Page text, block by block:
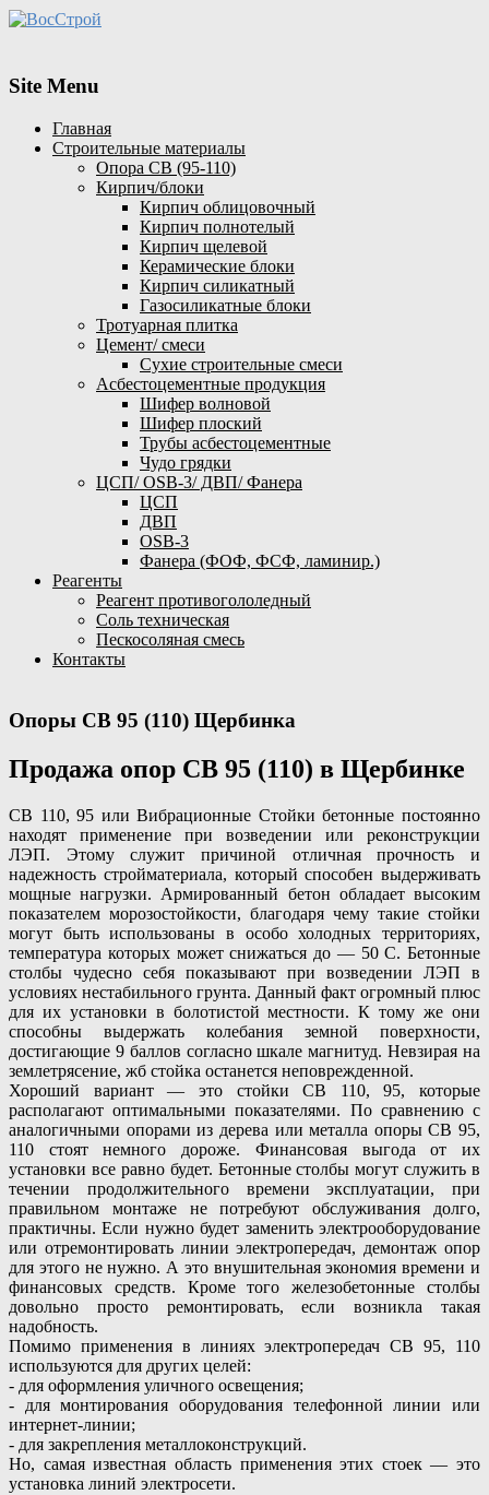
Site Menu
Главная
Строительные материалы
Опора СВ (95-110)
Кирпич/блоки
Кирпич облицовочный
Кирпич полнотелый
Кирпич щелевой
Керамические блоки
Кирпич силикатный
Газосиликатные блоки
Тротуарная плитка
Цемент/ смеси
Сухие строительные смеси
Асбестоцементные продукция
Шифер волновой
Шифер плоский
Трубы асбестоцементные
Чудо грядки
ЦСП/ OSB-3/ ДВП/ Фанера
ЦСП
ДВП
OSB-3
Фанера (ФОФ, ФСФ, ламинир.)
Реагенты
Реагент противогололедный
Соль техническая
Пескосоляная смесь
Контакты
Опоры СВ 95 (110) Щербинка
Продажа опор СВ 95 (110) в Щербинке
СВ 110, 95 или Вибрационные Стойки бетонные постоянно
находят применение при возведении или реконструкции
ЛЭП. Этому служит причиной отличная прочность и
надежность стройматериала, который способен выдерживать
мощные нагрузки. Армированный бетон обладает высоким
показателем морозостойкости, благодаря чему такие стойки
могут быть использованы в особо холодных территориях,
температура которых может снижаться до — 50 С. Бетонные
столбы чудесно себя показывают при возведении ЛЭП в
условиях нестабильного грунта. Данный факт огромный плюс
для их установки в болотистой местности. К тому же они
способны выдержать колебания земной поверхности,
достигающие 9 баллов согласно шкале магнитуд. Невзирая на
землетрясение, жб стойка останется неповрежденной.
Хороший вариант — это стойки СВ 110, 95, которые
располагают оптимальными показателями. По сравнению с
аналогичными опорами из дерева или металла опоры СВ 95,
110 стоят немного дороже. Финансовая выгода от их
установки все равно будет. Бетонные столбы могут служить в
течении продолжительного времени эксплуатации, при
правильном монтаже не потребуют обслуживания долго,
практичны. Если нужно будет заменить электрооборудование
или отремонтировать линии электропередач, демонтаж опор
для этого не нужно. А это внушительная экономия времени и
финансовых средств. Кроме того железобетонные столбы
довольно просто ремонтировать, если возникла такая
надобность.
Помимо применения в линиях электропередач СВ 95, 110
используются для других целей:
- для оформления уличного освещения;
- для монтирования оборудования телефонной линии или
интернет-линии;
- для закрепления металлоконструкций.
Но, самая известная область применения этих стоек — это
установка линий электросети.